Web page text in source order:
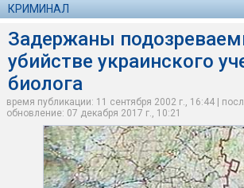
КРИМИНАЛ
Задержаны
убийстве украинского
биолога
время публикации: 11 сентября 2002 г., 16:44 |
обновление: 07 декабря 2017 г., 10:21